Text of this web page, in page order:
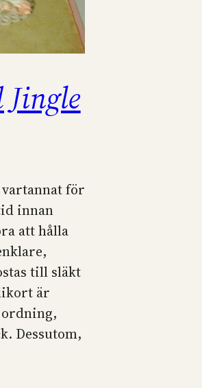
för
innan
att hålla
till släkt
är
Dessutom,